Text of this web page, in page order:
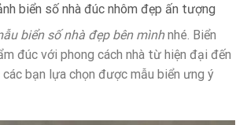
biển số nhà đúc nhôm đẹp ấn tượng
biển số nhà đẹp bên mìnhnhé. Biển
đúc với phong cách nhà từ hiện đại đến
các bạn lựa chọn được mẫu biển ưng ý